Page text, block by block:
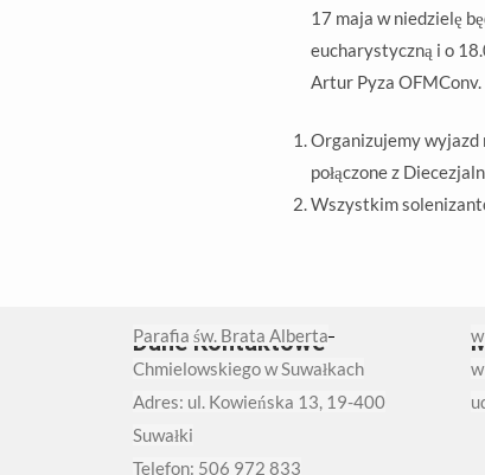
17 maja w niedzielę
eucharystyczną i o
Artur Pyza OFMConv.
Organizujemy wyjazd
połączone z
Wszystkim
Dane Kontaktowe
Parafia św. Brata Alberta
Chmielowskiego w Suwałkach
Adres: ul. Kowieńska 13, 19-400
Suwałki
Telefon: 506 972 833